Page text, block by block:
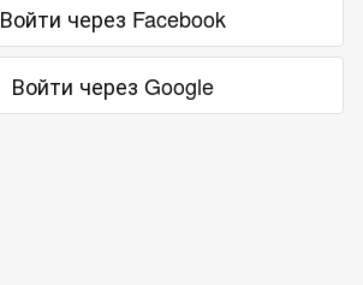
Войти через Facebook
Войти через Google